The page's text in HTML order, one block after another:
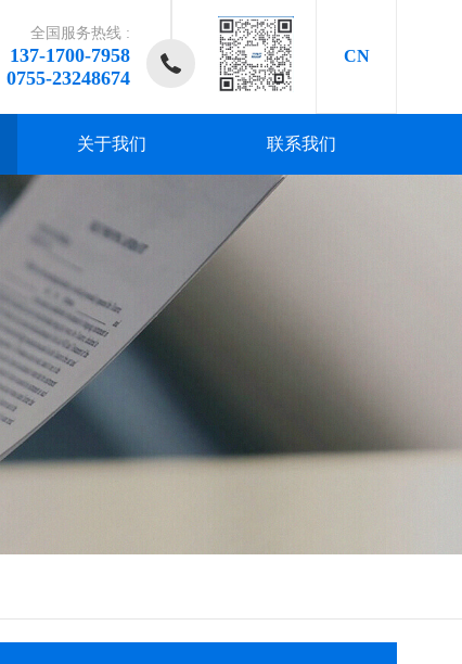
全国服务热线 :
137-1700-7958
0755-23248674
CN
关于我们 联系我们